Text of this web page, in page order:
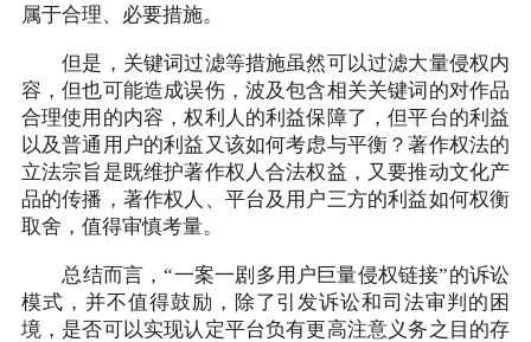
属于合理、必要措施。
但是，关键词过滤等措施虽然可以过滤大量侵权内
容，但也可能造成误伤，波及包含相关关键词的对作品
合理使用的内容，权利人的利益保障了，但平台的利益
以及普通用户的利益又该如何考虑与平衡？著作权法的
立法宗旨是既维护著作权人合法权益，又要推动文化产
品的传播，著作权人、平台及用户三方的利益如何权衡
取舍，值得审慎考量。
总结而言，“一案一剧多用户巨量侵权链接”的诉讼
模式，并不值得鼓励，除了引发诉讼和司法审判的困
境，是否可以实现认定平台负有更高注意义务之目的存